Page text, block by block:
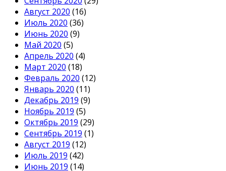
Август 2020 (16)
Июль 2020 (36)
Июнь 2020 (9)
Май 2020 (5)
Апрель 2020 (4)
Март 2020 (18)
Февраль 2020 (12)
Январь 2020 (11)
Декабрь 2019 (9)
Ноябрь 2019 (5)
Октябрь 2019 (29)
Сентябрь 2019 (1)
Август 2019 (12)
Июль 2019 (42)
Июнь 2019 (14)